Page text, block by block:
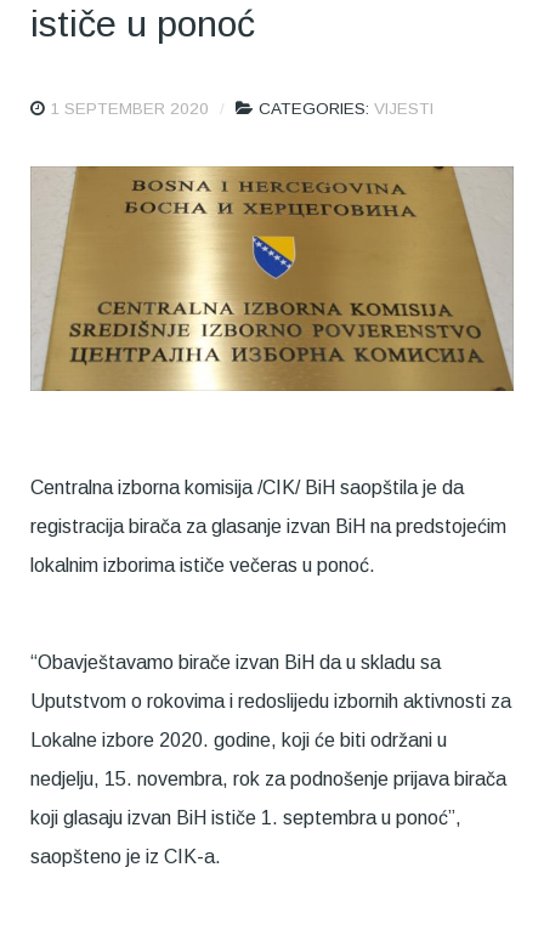
ističe u ponoć
1 SEPTEMBER 2020 CATEGORIES: VIJESTI
Centralna izborna komisija /CIK/ BiH saopštila je da
registracija birača za glasanje izvan BiH na predstojećim
lokalnim izborima ističe večeras u ponoć.
“Obavještavamo birače izvan BiH da u skladu sa
Uputstvom o rokovima i redoslijedu izbornih aktivnosti za
Lokalne izbore 2020. godine, koji će biti održani u
nedjelju, 15. novembra, rok za podnošenje prijava birača
koji glasaju izvan BiH ističe 1. septembra u ponoć”,
saopšteno je iz CIK-a.